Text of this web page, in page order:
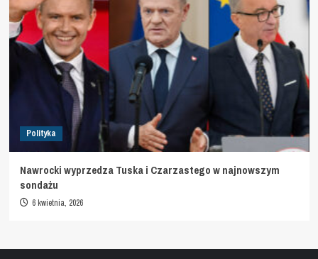
Polityka
Nawrocki wyprzedza Tuska i Czarzastego w najnowszym
sondażu
6 kwietnia, 2026